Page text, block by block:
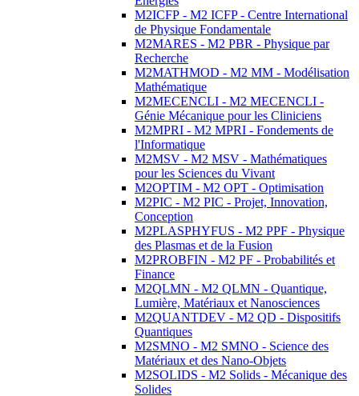
M2ICFP - M2 ICFP - Centre International
de Physique Fondamentale
M2MARES - M2 PBR - Physique par
Recherche
M2MATHMOD - M2 MM - Modélisation
Mathématique
M2MECENCLI - M2 MECENCLI -
Génie Mécanique pour les Cliniciens
M2MPRI - M2 MPRI - Fondements de
l'Informatique
M2MSV - M2 MSV - Mathématiques
pour les Sciences du Vivant
M2OPTIM - M2 OPT - Optimisation
M2PIC - M2 PIC - Projet, Innovation,
Conception
M2PLASPHYFUS - M2 PPF - Physique
des Plasmas et de la Fusion
M2PROBFIN - M2 PF - Probabilités et
Finance
M2QLMN - M2 QLMN - Quantique,
Lumière, Matériaux et Nanosciences
M2QUANTDEV - M2 QD - Dispositifs
Quantiques
M2SMNO - M2 SMNO - Science des
Matériaux et des Nano-Objets
M2SOLIDS - M2 Solids - Mécanique des
Solides